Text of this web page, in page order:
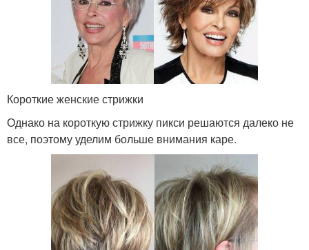
Короткие женские стрижки
Однако на короткую стрижку пикси решаются далеко не
все, поэтому уделим больше внимания каре.